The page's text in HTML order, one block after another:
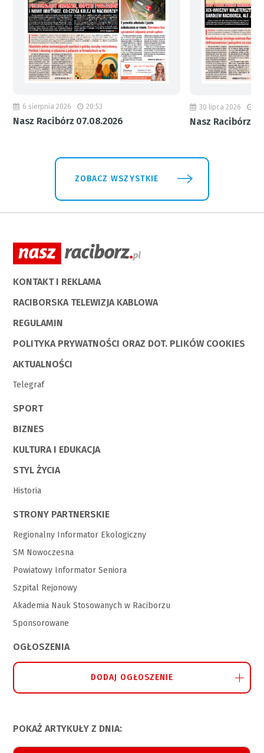
6 sierpnia 2026 20:53
Nasz Racibórz 07.08.2026
30 lipca 2026
Nasz Racibórz
ZOBACZ WSZYSTKIE
KONTAKT I REKLAMA
RACIBORSKA TELEWIZJA KABLOWA
REGULAMIN
POLITYKA PRYWATNOŚCI ORAZ DOT. PLIKÓW COOKIES
AKTUALNOŚCI
Telegraf
SPORT
BIZNES
KULTURA I EDUKACJA
STYL ŻYCIA
Historia
STRONY PARTNERSKIE
Regionalny Informator Ekologiczny
SM Nowoczesna
Powiatowy Informator Seniora
Szpital Rejonowy
Akademia Nauk Stosowanych w Raciborzu
Sponsorowane
OGŁOSZENIA
DODAJ OGŁOSZENIE
POKAŻ ARTYKUŁY Z DNIA: